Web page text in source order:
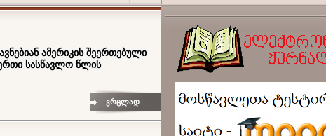
ამერიკის შეერთებული
სასწავლო წლის
ვრცლად